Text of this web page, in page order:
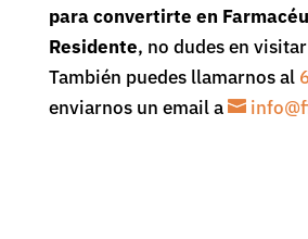
para convertirte en
Residente, no dudes en visitar
También puedes llamarnos al
enviarnos un email a